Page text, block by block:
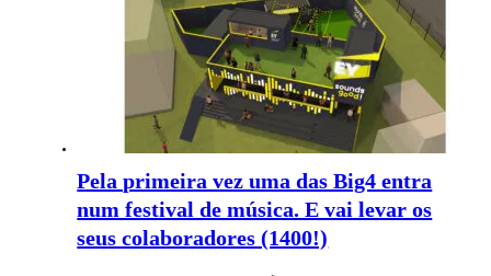
Pela primeira vez uma das Big4 entra
num festival de música. E vai levar os
seus colaboradores (1400!)